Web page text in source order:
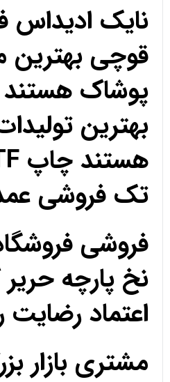
نایک ادیداس
قوچی بهترین
پوشاک
بهترین
تک فروشی
نخ پارچه
اعتماد
مشتری بازار